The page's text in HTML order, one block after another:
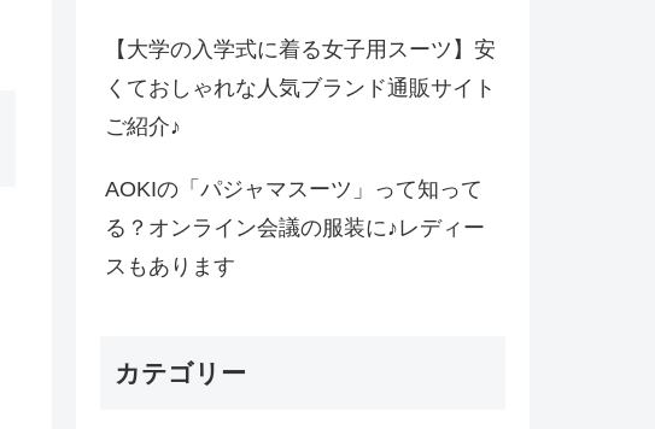
【大学の入学式に着る女子用スーツ】安
くておしゃれな人気ブランド通販サイト
ご紹介♪
AOKIの「パジャマスーツ」って知って
る？オンライン会議の服装に♪レディー
スもあります
カテゴリー